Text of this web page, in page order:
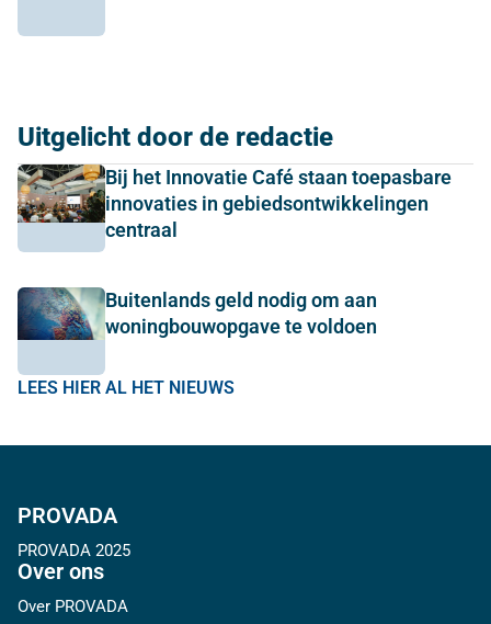
Uitgelicht door de redactie
Bij het Innovatie Café staan toepasbare
innovaties in gebiedsontwikkelingen
centraal
Buitenlands geld nodig om aan
woningbouwopgave te voldoen
LEES HIER AL HET NIEUWS
PROVADA
PROVADA 2025
Over ons
Over PROVADA